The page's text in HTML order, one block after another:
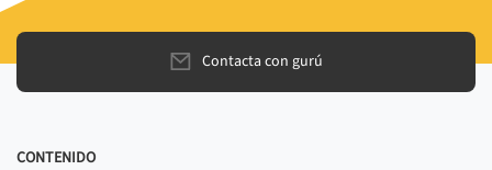
Contacta con gurú
CONTENIDO